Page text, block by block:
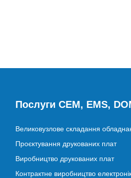
Послуги CEM, EMS,
Великовузлове складання
Проєктування друкованих плат
Виробництво друкованих плат
Контрактне виробництво